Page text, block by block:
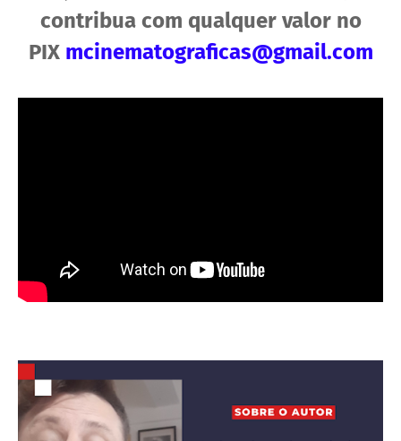
contribua com qualquer valor no
PIX mcinematograficas@gmail.com